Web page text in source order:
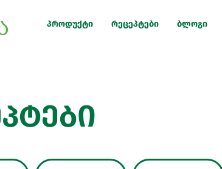
პროდუქტი რეცეპტები ბლოგი